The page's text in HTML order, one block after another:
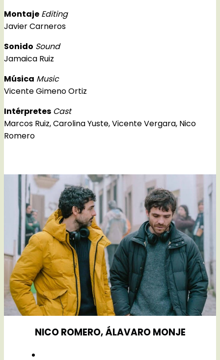
Montaje Editing
Javier Carneros
Sonido Sound
Jamaica Ruiz
Música Music
Vicente Gimeno Ortiz
Intérpretes Cast
Marcos Ruiz, Carolina Yuste, Vicente Vergara, Nico
Romero
NICO ROMERO, ÁLAVARO MONJE